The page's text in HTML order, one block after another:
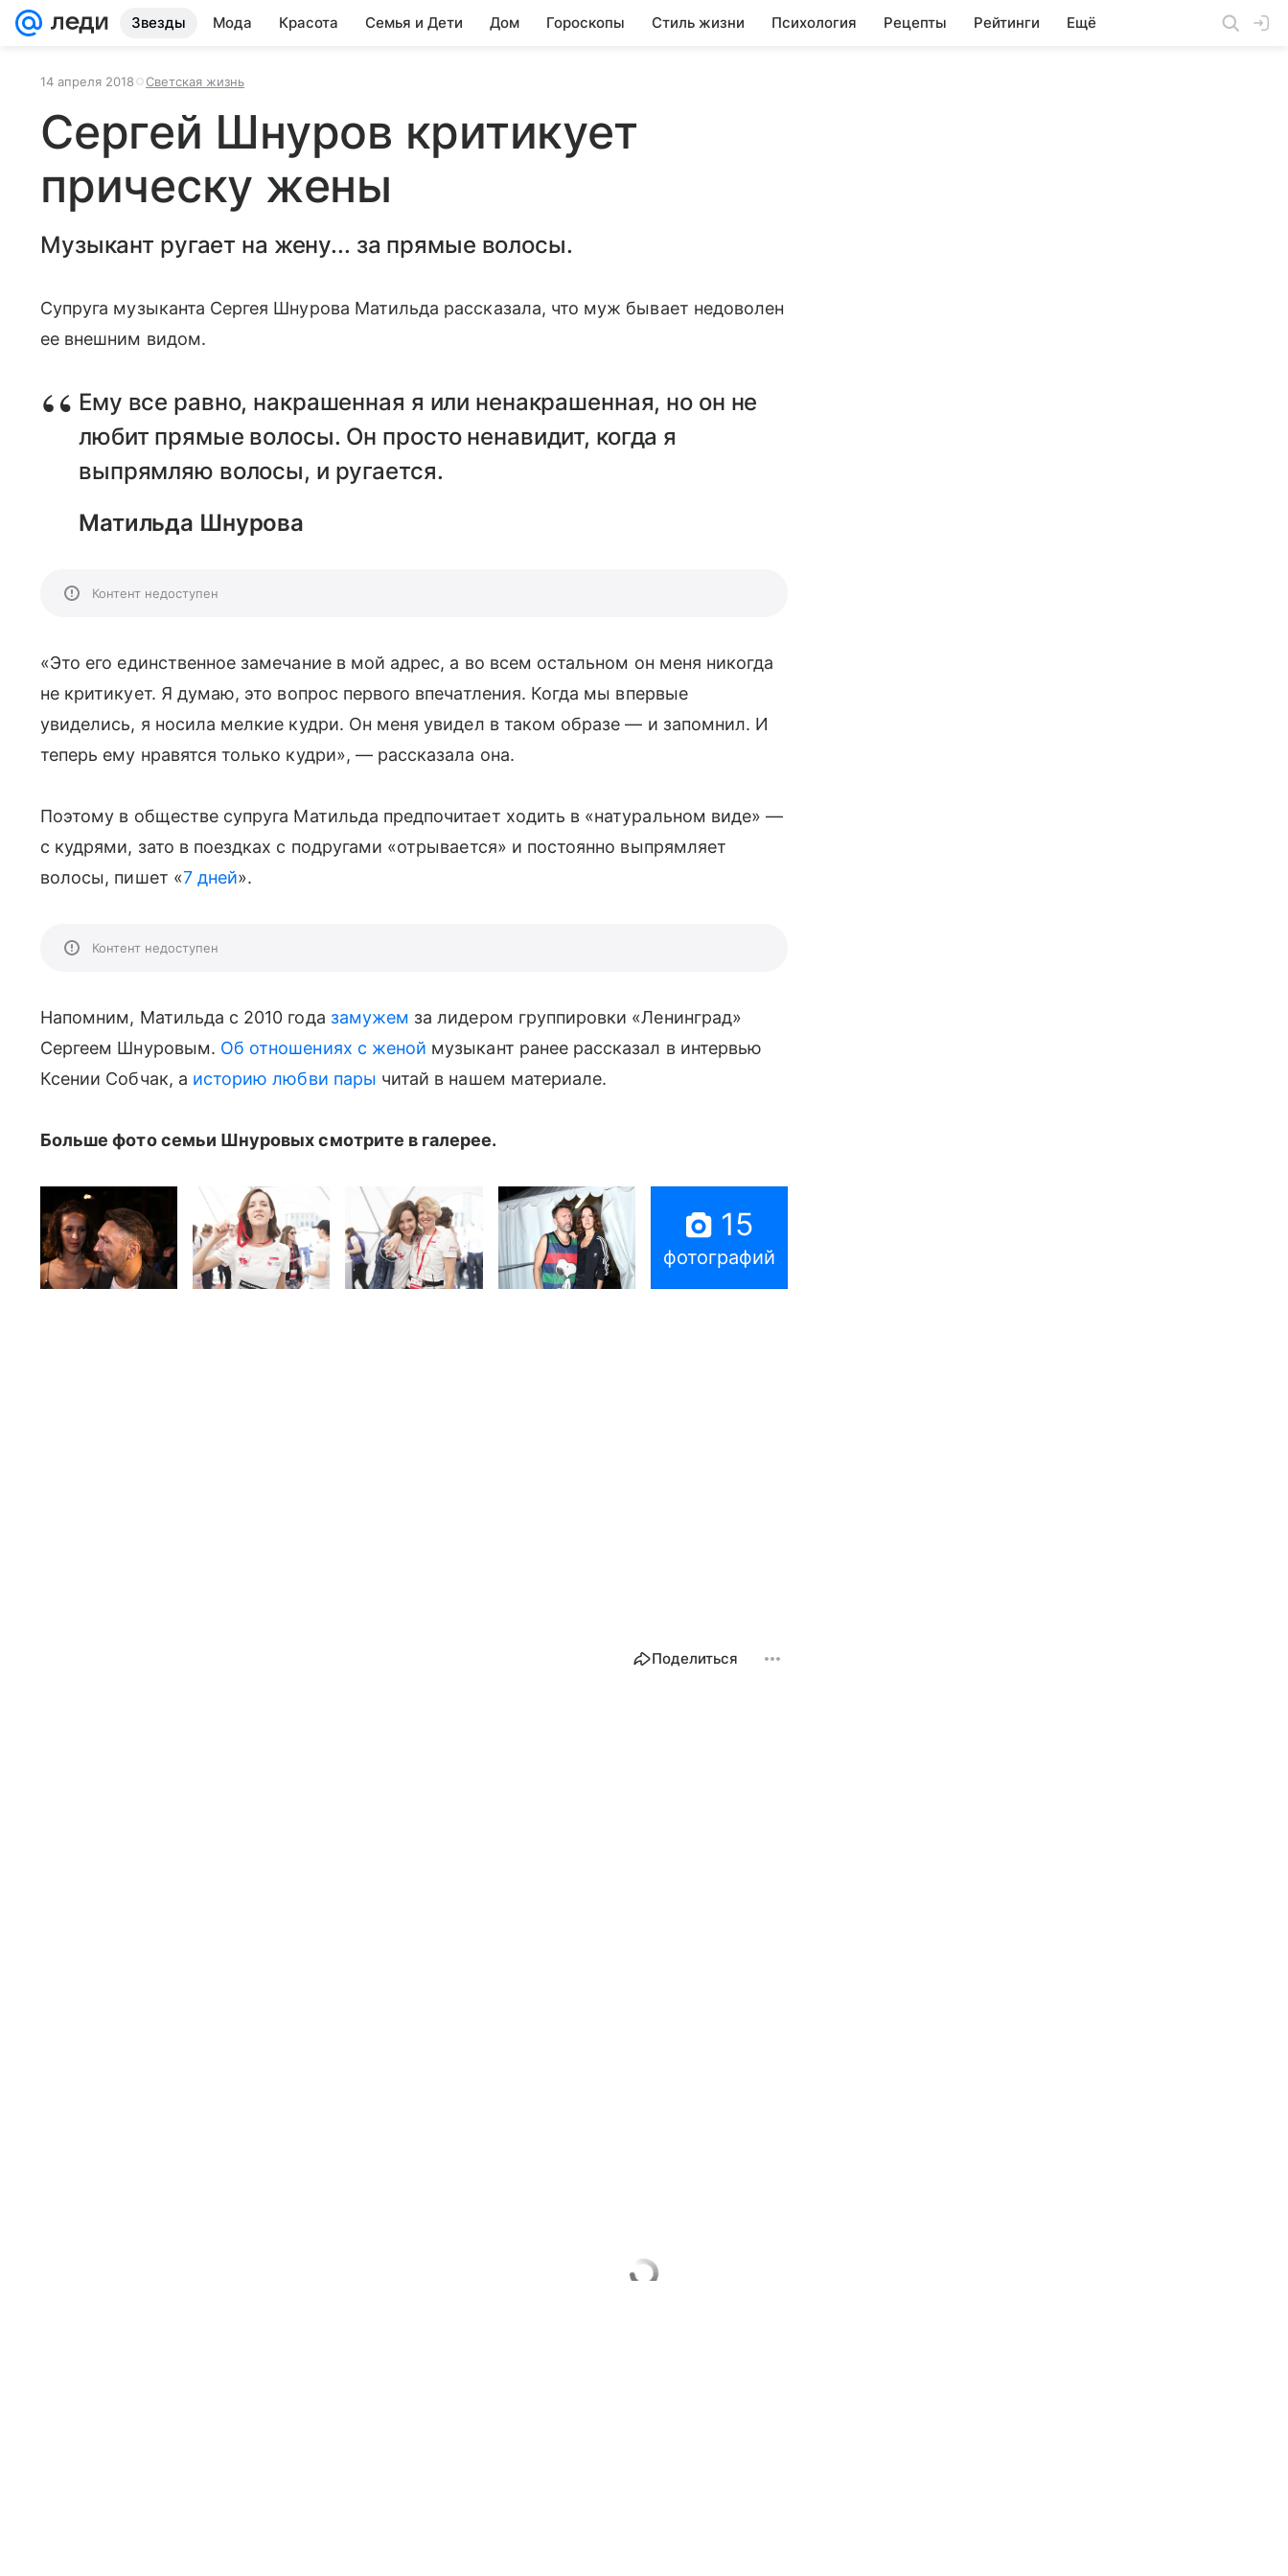
Звезды Мода Красота Семья и Дети Дом Гороскопы Стиль жизни Психология Рецепты Рейтинги Ещё
14 апреля 2018 Светская жизнь
Сергей Шнуров критикует
прическу жены
Музыкант ругает на жену... за прямые волосы.
Супруга музыканта Сергея Шнурова Матильда рассказала, что муж бывает недоволен
ее внешним видом.
Ему все равно, накрашенная я или ненакрашенная, но он не
любит прямые волосы. Он просто ненавидит, когда я
выпрямляю волосы, и ругается.
Матильда Шнурова
Контент недоступен
«Это его единственное замечание в мой адрес, а во всем остальном он меня никогда
не критикует. Я думаю, это вопрос первого впечатления. Когда мы впервые
увиделись, я носила мелкие кудри. Он меня увидел в таком образе — и запомнил. И
теперь ему нравятся только кудри», — рассказала она.
Поэтому в обществе супруга Матильда предпочитает ходить в «натуральном виде» —
с кудрями, зато в поездках с подругами «отрывается» и постоянно выпрямляет
волосы, пишет «7 дней».
Контент недоступен
Напомним, Матильда с 2010 года замужем за лидером группировки «Ленинград»
Сергеем Шнуровым. Об отношениях с женой музыкант ранее рассказал в интервью
Ксении Собчак, а историю любви пары читай в нашем материале.
Больше фото семьи Шнуровых смотрите в галерее.
15
фотографий
Поделиться